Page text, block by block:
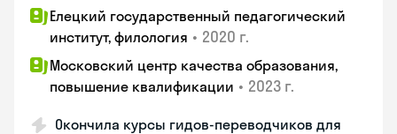
Елецкий государственный педагогический
институт, филология • 2020 г.
Московский центр качества образования,
повышение квалификации • 2023 г.
Окончила курсы гидов-переводчиков для